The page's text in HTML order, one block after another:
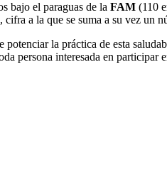
bajo el paraguas de la FAM (110
a la que se suma a su vez un
la práctica de esta
persona interesada en participar